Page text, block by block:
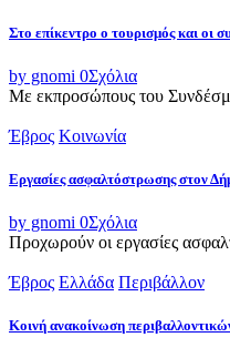
Στο επίκεντρο ο τουρισμός και
by gnomi 0Σχόλια
Με εκπροσώπους του
Έβρος Κοινωνία
Εργασίες ασφαλτόστρωσης στον
by gnomi 0Σχόλια
Προχωρούν οι εργασίες
Έβρος Ελλάδα Περιβάλλον
Κοινή ανακοίνωση